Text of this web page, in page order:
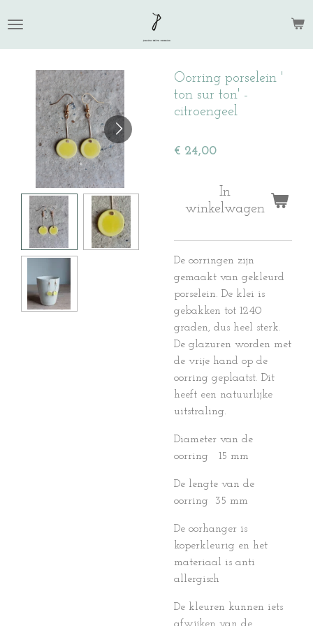
direct
naar
hoofdinhoud
Oorring porselein '
ton sur ton' -
citroengeel
€ 24,00
In
winkelwagen
De oorringen zijn
gemaakt van gekleurd
porselein. De klei is
gebakken tot 1240
graden, dus heel sterk.
De glazuren worden met
de vrije hand op de
oorring geplaatst. Dit
heeft een natuurlijke
uitstraling.
Diameter van de
oorring 15 mm
De lengte van de
oorring 35 mm
De oorhanger is
koperkleurig en het
materiaal is anti
allergisch
De kleuren kunnen iets